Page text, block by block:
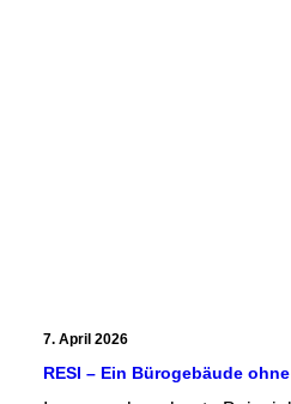
7. April 2026
RESI – Ein Bürogebäude